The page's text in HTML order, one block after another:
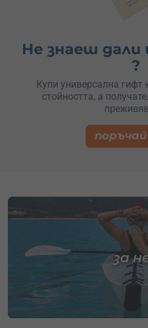
Не знаеш дали
?
Купи универсална
стойността, а
поръчай
за